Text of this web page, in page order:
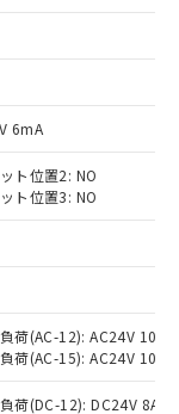
6mA
ト位置2: NO
ト位置3: NO
荷(AC-12): AC24V 10A/
荷(AC-15): AC24V
荷(DC-12): DC24V 8A/
質）の
商品で
）の非含
のある